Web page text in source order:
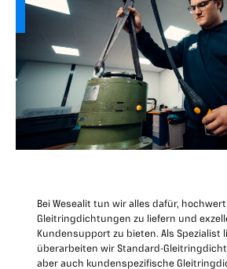
Bei Wesealit tun wir alles dafür,
Gleitringdichtungen zu liefern und
Kundensupport zu bieten. Als Spezialist
überarbeiten wir Standard-
aber auch kundenspezifische